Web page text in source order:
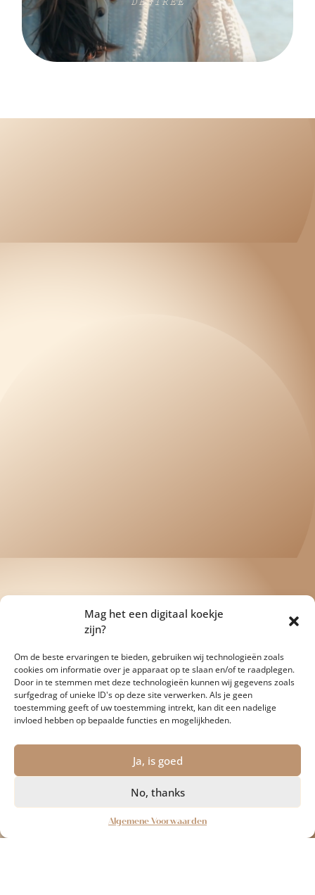
Mag het een digitaal koekje
zijn?
Om de beste ervaringen te bieden, gebruiken wij technologieën zoals
cookies om informatie over je apparaat op te slaan en/of te raadplegen.
Door in te stemmen met deze technologieën kunnen wij gegevens zoals
surfgedrag of unieke ID's op deze site verwerken. Als je geen
toestemming geeft of uw toestemming intrekt, kan dit een nadelige
invloed hebben op bepaalde functies en mogelijkheden.
Ja, is goed
No, thanks
Algemene Voorwaarden